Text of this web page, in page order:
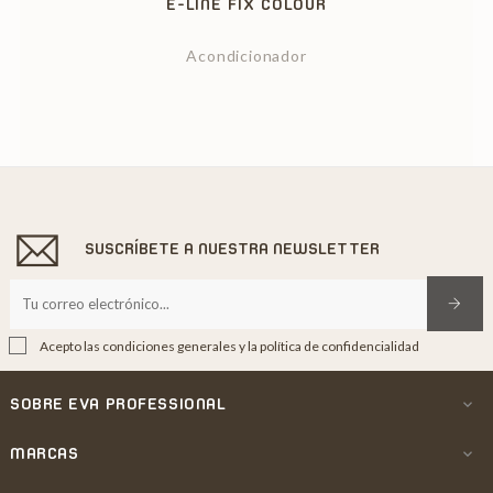
Acondicionador
SUSCRÍBETE A NUESTRA NEWSLETTER
Acepto las condiciones generales y la política de confidencialidad
SOBRE EVA PROFESSIONAL 
MARCAS 